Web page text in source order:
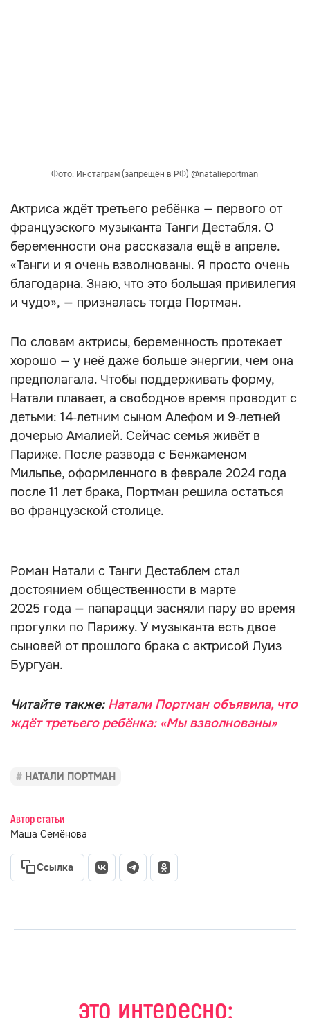
Фото: Инстаграм (запрещён в РФ) @natalieportman
Актриса ждёт третьего ребёнка — первого от
французского музыканта Танги Дестабля. О
беременности она рассказала ещё в апреле.
«Танги и я очень взволнованы. Я просто очень
благодарна. Знаю, что это большая привилегия
и чудо», — призналась тогда Портман.
По словам актрисы, беременность протекает
хорошо — у неё даже больше энергии, чем она
предполагала. Чтобы поддерживать форму,
Натали плавает, а свободное время проводит с
детьми: 14‑летним сыном Алефом и 9‑летней
дочерью Амалией. Сейчас семья живёт в
Париже. После развода с Бенжаменом
Мильпье, оформленного в феврале 2024 года
после 11 лет брака, Портман решила остаться
во французской столице.
Роман Натали с Танги Дестаблем стал
достоянием общественности в марте
2025 года — папарацци засняли пару во время
прогулки по Парижу. У музыканта есть двое
сыновей от прошлого брака с актрисой Луиз
Бургуан.
Читайте также: Натали Портман объявила, что
ждёт третьего ребёнка: «Мы взволнованы»
НАТАЛИ ПОРТМАН
Автор статьи
Маша Семёнова
Ссылка
это интересно: